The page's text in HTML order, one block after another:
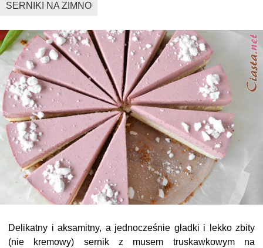
SERNIKI NA ZIMNO
Delikatny i aksamitny, a jednocześnie gładki i lekko zbity
(nie kremowy) sernik z musem truskawkowym na